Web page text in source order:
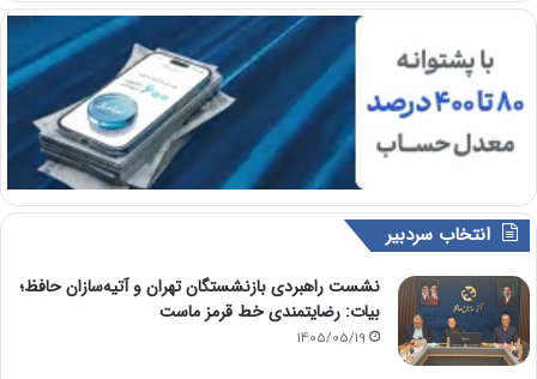
انتخاب سردبیر
نشست راهبردی بازنشستگان تهران و آتیه‌سازان حافظ؛
بیات: رضایتمندی خط قرمز ماست
1405/05/19